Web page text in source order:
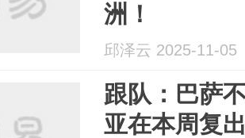
洲！
邱泽云 2025-11-05
跟队：巴萨
亚在本周复